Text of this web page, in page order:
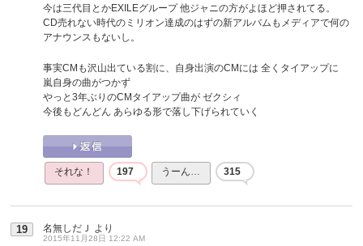
今は三代目とかEXILEグループ 他ジャニの方がよほど押されてる。
CD売れない時代のミリオン達成のはずの新アルバムもメディアで何の
アナウンスもないし。
事実CMも沢山出ている割に、自身出演のCMには 全くタイアップに
嵐自身の曲がつかず
やっと3年ぶりのCMタイアップ曲が ゼクシィ
今後もどんどん あらゆる形で落し下げられていく
それな！ 197 うーん… 315
19 名無しだＪ より
2015年11月28日 12:22 AM